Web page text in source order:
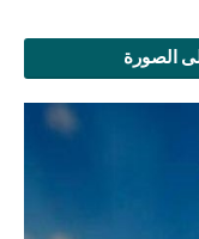
الصورة